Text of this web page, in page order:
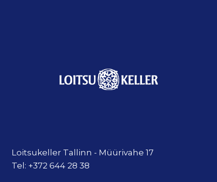
Loitsukeller Tallinn - Müürivahe 17
Tel: +372 644 28 38